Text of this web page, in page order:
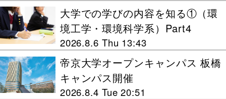
大学での学びの内容を知る①（環
境工学・環境科学系）Part4
2026.8.6 Thu 13:43
帝京大学オープンキャンパス 板橋
キャンパス開催
2026.8.4 Tue 20:51